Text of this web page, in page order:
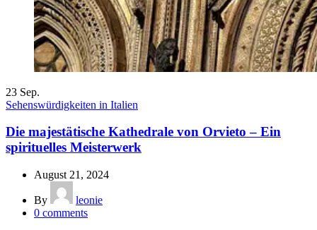
23 Sep.
Sehenswürdigkeiten in Italien
Die majestätische Kathedrale von Orvieto – Ein
spirituelles Meisterwerk
August 21, 2024
By
leonie
0 comments